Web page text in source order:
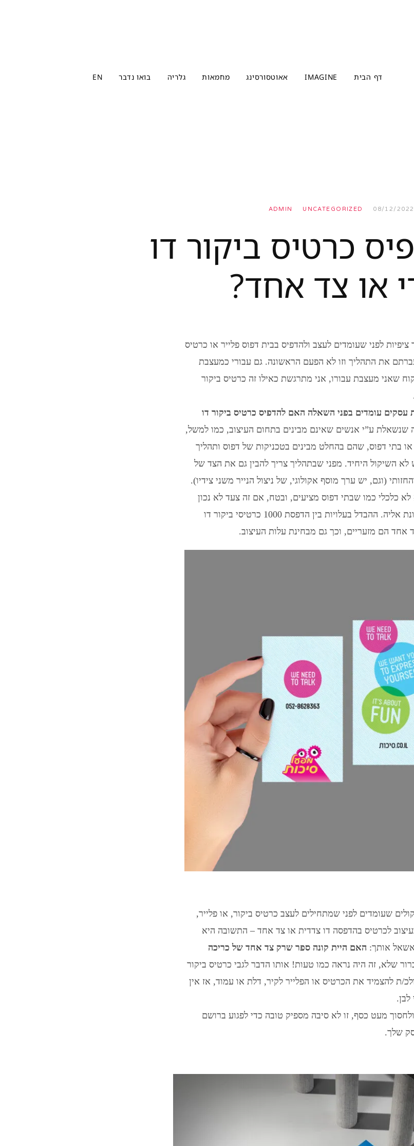
דף הבית IMAGINE אאוטסורסינג מחמאות גלריה בואו נדבר EN
08/12/2022
ADMIN UNCATEGORIZED
כרטיס ביקור דו
או צד אחד?
לפני שעומדים לעצב ולהדפיס בבית דפוס פלייר או כרטיס
את התהליך וזו לא הפעם הראשונה. גם עבורי כמעצבת
שאני מעצבת עבורו, אני מתרגשת כאילו זה כרטיס ביקור
עומדים בפני השאלה האם להדפיס כרטיס ביקור דו
שנשאלת ע”י אנשים שאינם מבינים בתחום העיצוב, כמו למשל,
בתי דפוס, שהם בהחלט מבינים בטכניקות של דפוס ותהליך
השיקול היחיד. מפני שבתהליך צריך להבין גם את הצד של
(וגם, יש ערך מוסף אקולוגי, של ניצול הנייר משני צידיו).
כלכלי כמו שבתי דפוס מציעים, ובטח, אם זה צעד לא נכון
שאפילו יפגע במטרה שכיוונת אליה. ההבדל בעלויות בין הדפסת 1000 כרטיסי ביקור דו
אחד הם מזעריים, וכך גם מבחינת עלות העיצוב.
שעומדים לפני שמתחילים לעצב כרטיס ביקור, או פלייר,
לכרטיס בהדפסה דו צדדית או צד אחד – התשובה היא
אשאל אותך: האם היית קונה ספר שרק צד אחד של כריכה
שלא, זה היה נראה כמו טעות! אותו הדבר לגבי כרטיס ביקור
ת להצמיד את הכרטיס או הפלייר לקיר, דלת או עמוד, אז אין
מעט כסף, זו לא סיבה מספיק טובה כדי לפגוע ברושם
שלך.